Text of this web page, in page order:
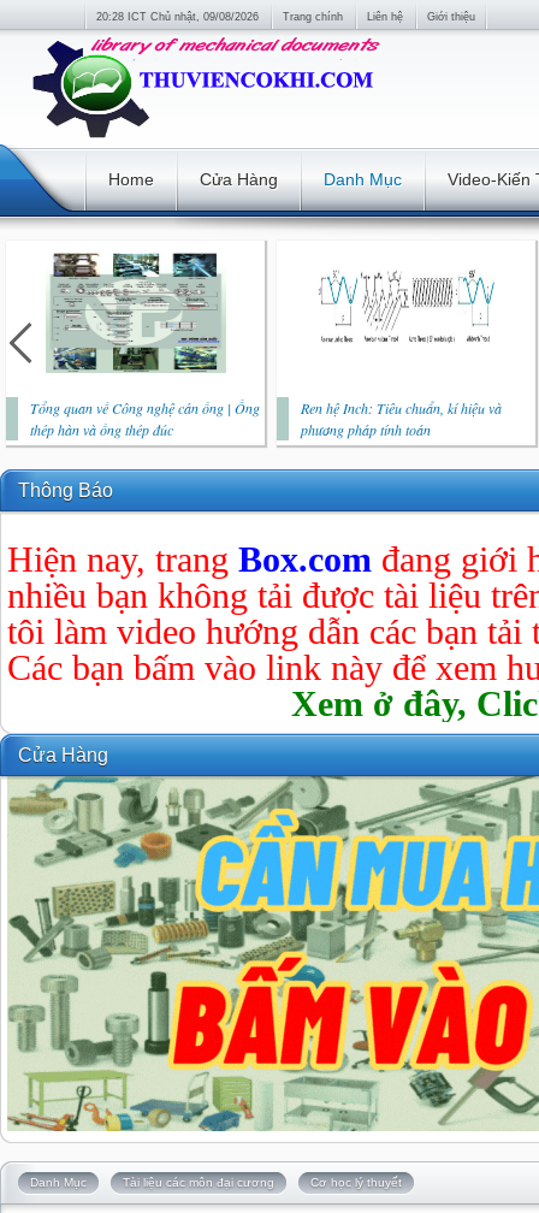
20:28 ICT Chủ nhật, 09/08/2026 Trang chính Liên hệ Giới thiệu
Home Cửa Hàng Danh Mục Video-Kiến
Tổng quan về Công nghệ cán ống | Ống
thép hàn và ống thép đúc
Ren hệ Inch: Tiêu chuẩn, kí hiệu và
phương pháp tính toán
Thông Báo
Hiện nay, trang Box.com đang giới
nhiều bạn không tải được tài liệu
tôi làm video hướng dẫn các bạn tải
Các bạn bấm vào link này để xem
Xem ở đây,
Cửa Hàng
Danh Mục Tài liệu các môn đại cương Cơ học lý thuyết